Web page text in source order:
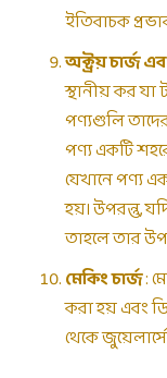
ইতিবাচক
অক্ট্রয় চার্জ
স্থানীয় কর
পণ্যগুলি
পণ্য একটি
যেখানে পণ্য
হয়। উপরন্তু,
তাহলে তার
মেকিং চার্জ:
করা হয় এবং
থেকে